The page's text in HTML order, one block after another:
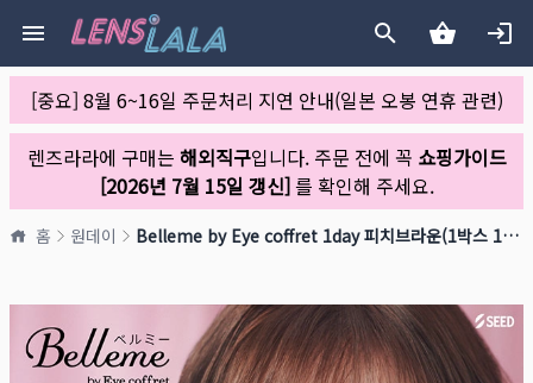
[중요] 8월 6~16일 주문처리 지연 안내(일본 오봉 연휴 관련)
렌즈라라에 구매는 해외직구입니다. 주문 전에 꼭 쇼핑가이드
[2026년 7월 15일 갱신]를 확인해 주세요.
홈 원데이 Belleme by Eye coffret 1day 피치브라운(1박스 10개들이)